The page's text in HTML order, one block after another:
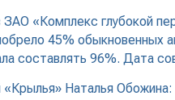
«Комплекс глубокой
45%
составлять 96%. Дата
Наталья